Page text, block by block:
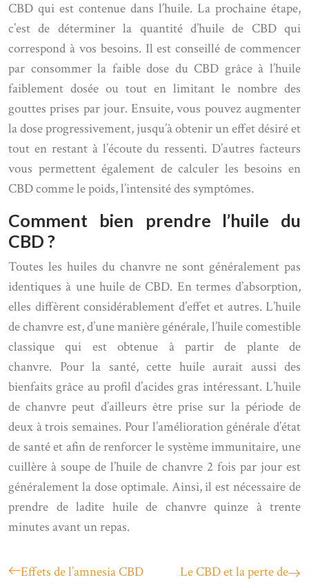
CBD qui est contenue dans l’huile. La prochaine étape,
c’est de déterminer la quantité d’huile de CBD qui
correspond à vos besoins. Il est conseillé de commencer
par consommer la faible dose du CBD grâce à l’huile
faiblement dosée ou tout en limitant le nombre des
gouttes prises par jour. Ensuite, vous pouvez augmenter
la dose progressivement, jusqu’à obtenir un effet désiré et
tout en restant à l’écoute du ressenti. D’autres facteurs
vous permettent également de calculer les besoins en
CBD comme le poids, l’intensité des symptômes.
Comment bien prendre l’huile du
CBD ?
Toutes les huiles du chanvre ne sont généralement pas
identiques à une huile de CBD. En termes d’absorption,
elles diffèrent considérablement d’effet et autres. L’huile
de chanvre est, d’une manière générale, l’huile comestible
classique qui est obtenue à partir de plante de
chanvre. Pour la santé, cette huile aurait aussi des
bienfaits grâce au profil d’acides gras intéressant. L’huile
de chanvre peut d’ailleurs être prise sur la période de
deux à trois semaines. Pour l’amélioration générale d’état
de santé et afin de renforcer le système immunitaire, une
cuillère à soupe de l’huile de chanvre 2 fois par jour est
généralement la dose optimale. Ainsi, il est nécessaire de
prendre de ladite huile de chanvre quinze à trente
minutes avant un repas.
Effets de l’amnesia CBD
Le CBD et la perte de